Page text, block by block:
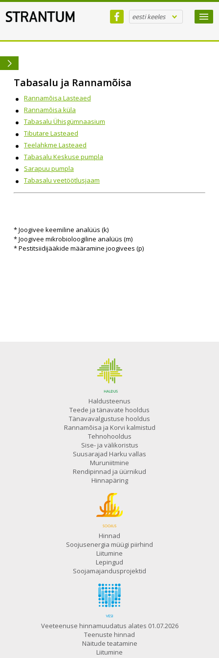
eesti keeles
Tabasalu ja Rannamõisa
Rannamõisa Lasteaed
Rannamõisa küla
Tabasalu Ühisgümnaasium
Tibutare Lasteaed
Teelahkme Lasteaed
Tabasalu Keskuse pumpla
Sarapuu pumpla
Tabasalu veetöötlusjaam
* Joogivee keemiline analüüs (k)
* Joogivee mikrobioloogiline analüüs (m)
* Pestitsiidijääkide määramine joogivees (p)
Haldusteenus
Teede ja tänavate hooldus
Tänavavalgustuse hooldus
Rannamõisa ja Korvi kalmistud
Tehnohooldus
Sise- ja välikoristus
Suusarajad Harku vallas
Muruniitmine
Rendipinnad ja üürnikud
Hinnapäring
Hinnad
Soojusenergia müügi piirhind
Liitumine
Lepingud
Soojamajandusprojektid
Veeteenuse hinnamuudatus alates 01.07.2026
Teenuste hinnad
Näitude teatamine
Liitumine